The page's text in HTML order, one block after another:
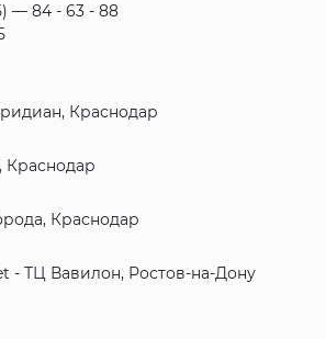
— 84 - 63 - 88
Краснодар
Краснодар
Краснодар
- ТЦ Вавилон, Ростов-на-Дону